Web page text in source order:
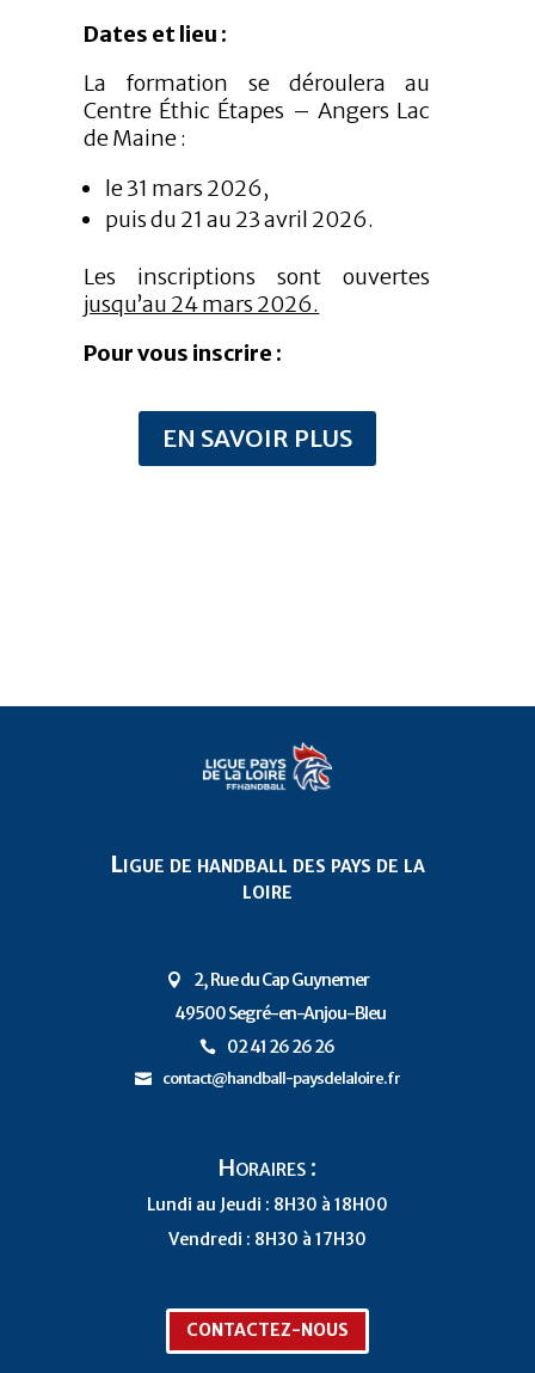
Dates et lieu :
La formation se déroulera au
Centre Éthic Étapes – Angers Lac
de Maine :
le 31 mars 2026,
puis du 21 au 23 avril 2026.
Les inscriptions sont ouvertes
jusqu’au 24 mars 2026.
Pour vous inscrire :
EN SAVOIR PLUS
Ligue de handball des pays de la
loire
 2, Rue du Cap Guynemer
49500 Segré-en-Anjou-Bleu
 02 41 26 26 26
 contact@handball-paysdelaloire.fr
Horaires :
Lundi au Jeudi : 8H30 à 18H00
Vendredi : 8H30 à 17H30
CONTACTEZ-NOUS